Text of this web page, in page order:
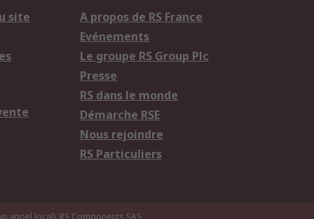
site
A propos de RS France
Evénements
Le groupe RS Group Plc
Presse
RS dans le monde
Démarche RSE
Nous rejoindre
RS Particuliers